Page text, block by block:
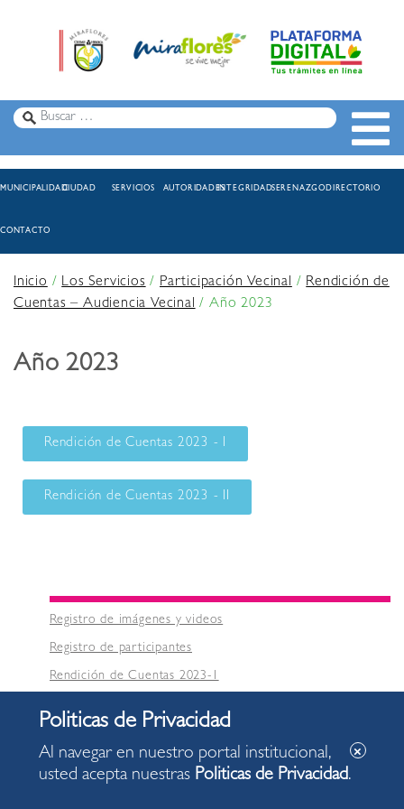
MUNICIPALIDADCIUDAD SERVICIOS AUTORIDADESINTEGRIDADSERENAZGODIRECTORIO
CONTACTO
Inicio/Los Servicios/Participación Vecinal/Rendición de
Cuentas – Audiencia Vecinal/Año 2023
Año 2023
Rendición de Cuentas 2023 - I
Rendición de Cuentas 2023 - II
Registro de imágenes y videos
Registro de participantes
Rendición de Cuentas 2023-1
Correo Libro de Reclamaciones
Al navegar en nuestro portal institucional,
usted acepta nuestras Politicas de Privacidad.